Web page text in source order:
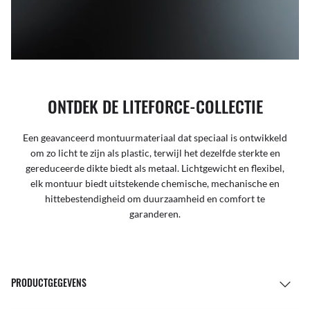
ONTDEK DE LITEFORCE-COLLECTIE
Een geavanceerd montuurmateriaal dat speciaal is ontwikkeld
om zo licht te zijn als plastic, terwijl het dezelfde sterkte en
gereduceerde dikte biedt als metaal. Lichtgewicht en flexibel,
elk montuur biedt uitstekende chemische, mechanische en
hittebestendigheid om duurzaamheid en comfort te
garanderen.
PRODUCTGEGEVENS